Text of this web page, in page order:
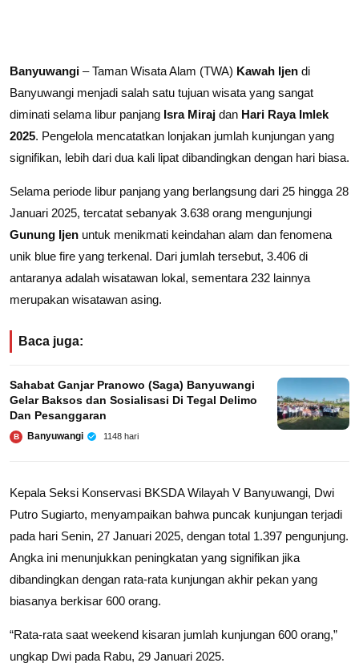
Banyuwangi – Taman Wisata Alam (TWA) Kawah Ijen di
Banyuwangi menjadi salah satu tujuan wisata yang sangat
diminati selama libur panjang Isra Miraj dan Hari Raya Imlek
2025. Pengelola mencatatkan lonjakan jumlah kunjungan yang
signifikan, lebih dari dua kali lipat dibandingkan dengan hari biasa.
Selama periode libur panjang yang berlangsung dari 25 hingga 28
Januari 2025, tercatat sebanyak 3.638 orang mengunjungi
Gunung Ijen untuk menikmati keindahan alam dan fenomena
unik blue fire yang terkenal. Dari jumlah tersebut, 3.406 di
antaranya adalah wisatawan lokal, sementara 232 lainnya
merupakan wisatawan asing.
Baca juga:
Sahabat Ganjar Pranowo (Saga) Banyuwangi
Gelar Baksos dan Sosialisasi Di Tegal Delimo
Dan Pesanggaran
B Banyuwangi 1148 hari
Kepala Seksi Konservasi BKSDA Wilayah V Banyuwangi, Dwi
Putro Sugiarto, menyampaikan bahwa puncak kunjungan terjadi
pada hari Senin, 27 Januari 2025, dengan total 1.397 pengunjung.
Angka ini menunjukkan peningkatan yang signifikan jika
dibandingkan dengan rata-rata kunjungan akhir pekan yang
biasanya berkisar 600 orang.
“Rata-rata saat weekend kisaran jumlah kunjungan 600 orang,”
ungkap Dwi pada Rabu, 29 Januari 2025.